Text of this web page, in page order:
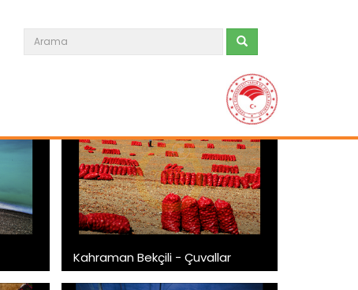
Kahraman Bekçili - Çuvallar